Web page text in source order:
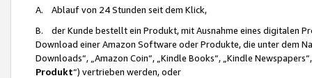
A. Ablauf von 24 Stunden seit dem Klick,
B. der Kunde bestellt ein Produkt, mit Ausnahme eines digitalen
Download einer Amazon Software oder Produkte, die unter dem
Downloads“, „Amazon Coin“, „Kindle Books“, „Kindle
Produkt“) vertrieben werden, oder